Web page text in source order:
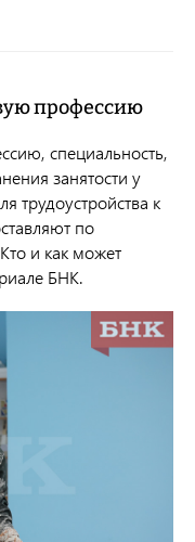
профессию
специальность,
занятости у
трудоустройства к
по
и как может
БНК.